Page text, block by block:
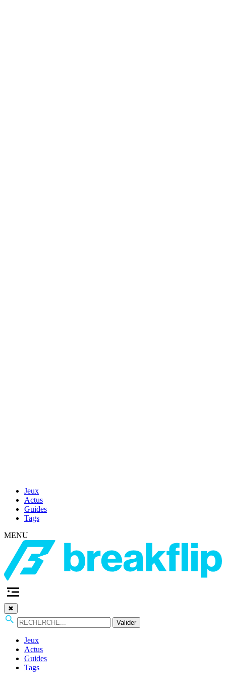
Jeux
Actus
Guides
Tags
MENU
✖
Valider
Jeux
Actus
Guides
Tags